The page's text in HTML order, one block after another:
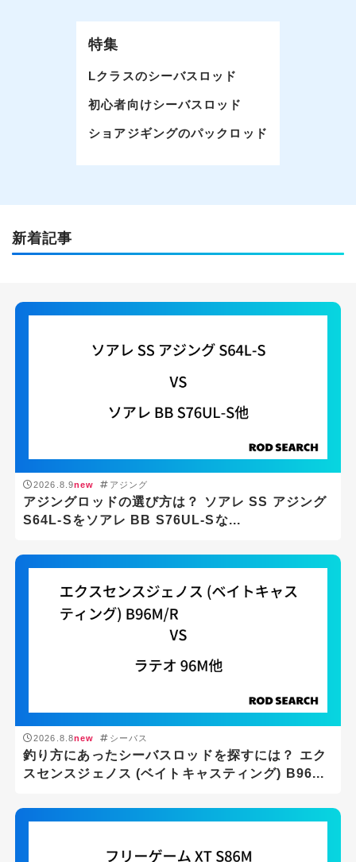
特集
Lクラスのシーバスロッド
初心者向けシーバスロッド
ショアジギングのパックロッド
新着記事
2026.8.9new アジング
アジングロッドの選び方は？ ソアレ SS アジング
S64L-Sをソアレ BB S76UL-Sな...
2026.8.8new シーバス
釣り方にあったシーバスロッドを探すには？ エク
スセンスジェノス (ベイトキャスティング) B96...